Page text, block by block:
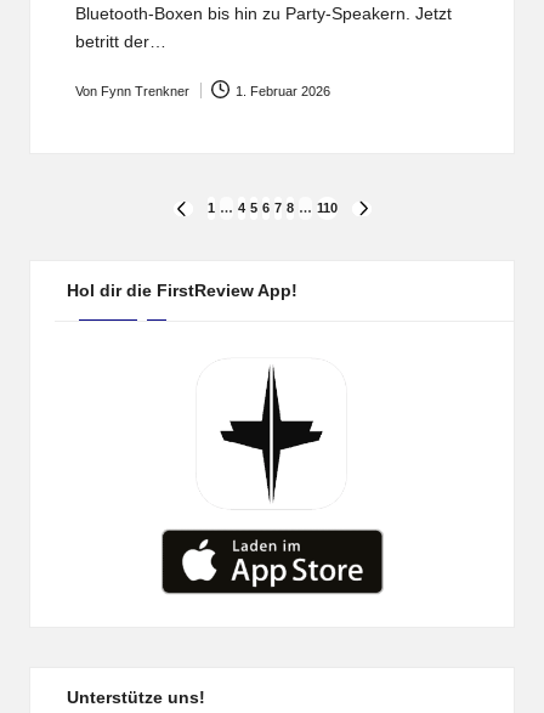
Bluetooth-Boxen bis hin zu Party-Speakern. Jetzt
betritt der…
Posted
Von Fynn Trenkner 1. Februar 2026
Seitennummerierung
Beiträge
PREVIOUS
1 … 4 5 6 7 8 … 110
Hol dir die FirstReview App!
Unterstütze uns!